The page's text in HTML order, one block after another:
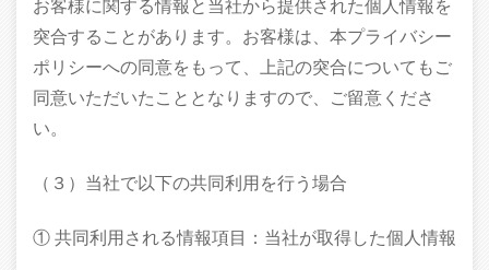
お客様に関する情報と当社から提供された個人情報を
突合することがあります。お客様は、本プライバシー
ポリシーへの同意をもって、上記の突合についてもご
同意いただいたこととなりますので、ご留意くださ
い。
（３）当社で以下の共同利用を行う場合
① 共同利用される情報項目：当社が取得した個人情報